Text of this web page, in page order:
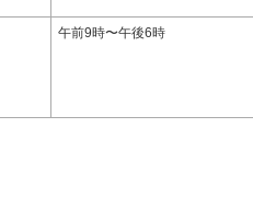
午前9時〜午後6時